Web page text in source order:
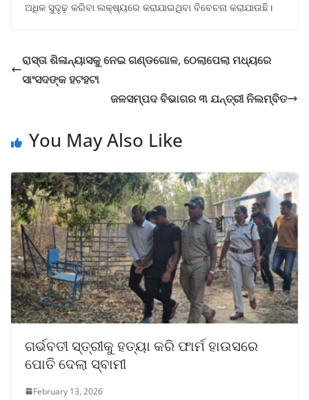
ଅଧିକ ସୁଦୃଢ଼ କରିବା ଲକ୍ଷ୍ୟରେ କରାଯାଇଥିବା ବିବେଚନା କରାଯାଉଛି।
ରାସ୍ତା ଶିଳାନ୍ୟାସକୁ ନେଇ ଗଣ୍ଡଗୋଳ, ଠେଲାପେଲା ମଧ୍ୟରେ
ସାଂସଦଙ୍କ ହଟହଟା
ଜଳସମ୍ପଦ ବିଭାଗର ୩ ଯନ୍ତ୍ରୀ ନିଲମ୍ବିତ
You May Also Like
ଗର୍ଭବତୀ ସ୍ତ୍ରୀକୁ ହତ୍ୟା କରି ଫାର୍ମ ହାଉସରେ
ପୋତି ଦେଲା ସ୍ବାମୀ
February 13, 2026